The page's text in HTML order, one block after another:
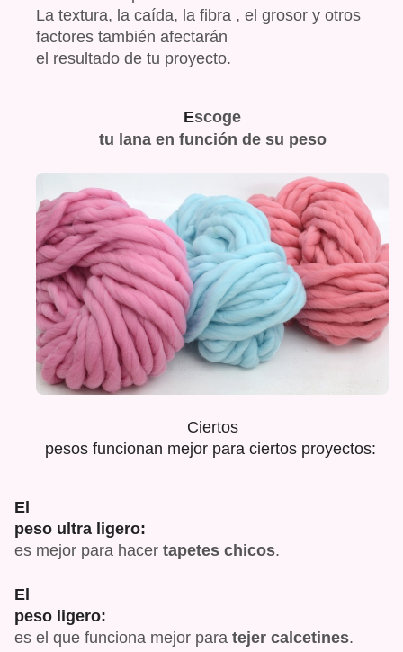
La textura, la caída, la fibra , el grosor y otros
factores también afectarán
el resultado de tu proyecto.
Escoge
tu lana en función de su peso
Ciertos
pesos funcionan mejor para ciertos proyectos:
El
peso ultra ligero:
es mejor para hacer tapetes chicos.
El
peso ligero:
es el que funciona mejor para tejer calcetines.